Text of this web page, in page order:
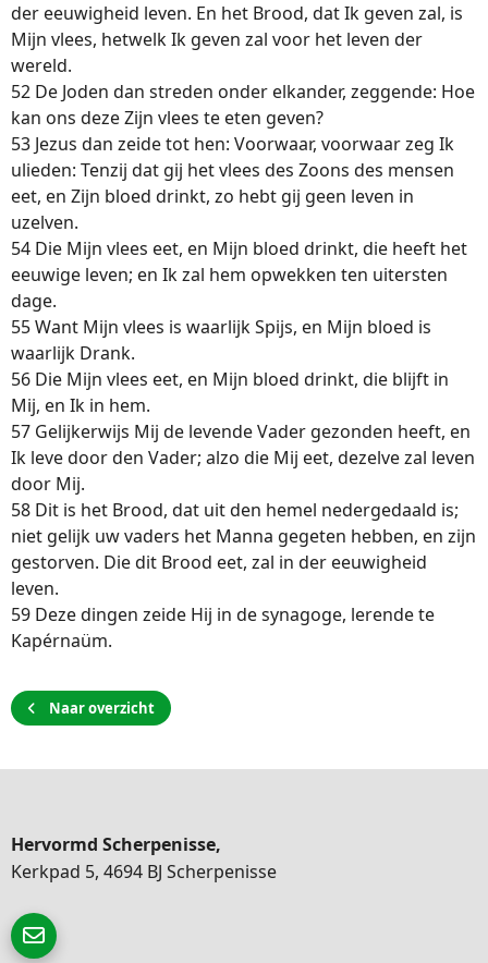
der eeuwigheid leven. En het Brood, dat Ik geven zal, is
Mijn vlees, hetwelk Ik geven zal voor het leven der
wereld.
52 De Joden dan streden onder elkander, zeggende: Hoe
kan ons deze Zijn vlees te eten geven?
53 Jezus dan zeide tot hen: Voorwaar, voorwaar zeg Ik
ulieden: Tenzij dat gij het vlees des Zoons des mensen
eet, en Zijn bloed drinkt, zo hebt gij geen leven in
uzelven.
54 Die Mijn vlees eet, en Mijn bloed drinkt, die heeft het
eeuwige leven; en Ik zal hem opwekken ten uitersten
dage.
55 Want Mijn vlees is waarlijk Spijs, en Mijn bloed is
waarlijk Drank.
56 Die Mijn vlees eet, en Mijn bloed drinkt, die blijft in
Mij, en Ik in hem.
57 Gelijkerwijs Mij de levende Vader gezonden heeft, en
Ik leve door den Vader; alzo die Mij eet, dezelve zal leven
door Mij.
58 Dit is het Brood, dat uit den hemel nedergedaald is;
niet gelijk uw vaders het Manna gegeten hebben, en zijn
gestorven. Die dit Brood eet, zal in der eeuwigheid
leven.
59 Deze dingen zeide Hij in de synagoge, lerende te
Kapérnaüm.
Naar overzicht
Hervormd Scherpenisse,
Kerkpad 5, 4694 BJ Scherpenisse